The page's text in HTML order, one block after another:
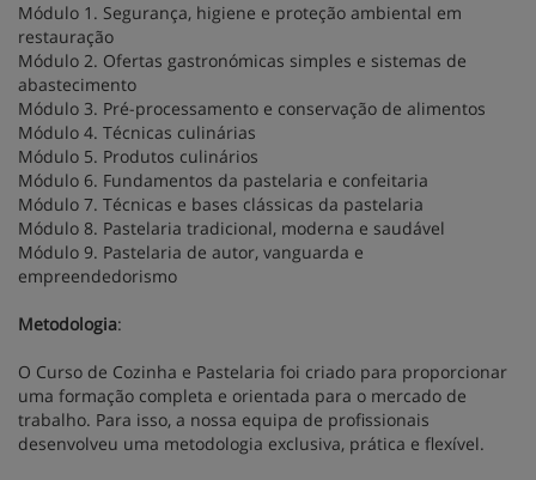
Módulo 1. Segurança, higiene e proteção ambiental em
restauração
Módulo 2. Ofertas gastronómicas simples e sistemas de
abastecimento
Módulo 3. Pré-processamento e conservação de alimentos
Módulo 4. Técnicas culinárias
Módulo 5. Produtos culinários
Módulo 6. Fundamentos da pastelaria e confeitaria
Módulo 7. Técnicas e bases clássicas da pastelaria
Módulo 8. Pastelaria tradicional, moderna e saudável
Módulo 9. Pastelaria de autor, vanguarda e
empreendedorismo
Metodologia:
O Curso de Cozinha e Pastelaria foi criado para proporcionar
uma formação completa e orientada para o mercado de
trabalho. Para isso, a nossa equipa de profissionais
desenvolveu uma metodologia exclusiva, prática e flexível.